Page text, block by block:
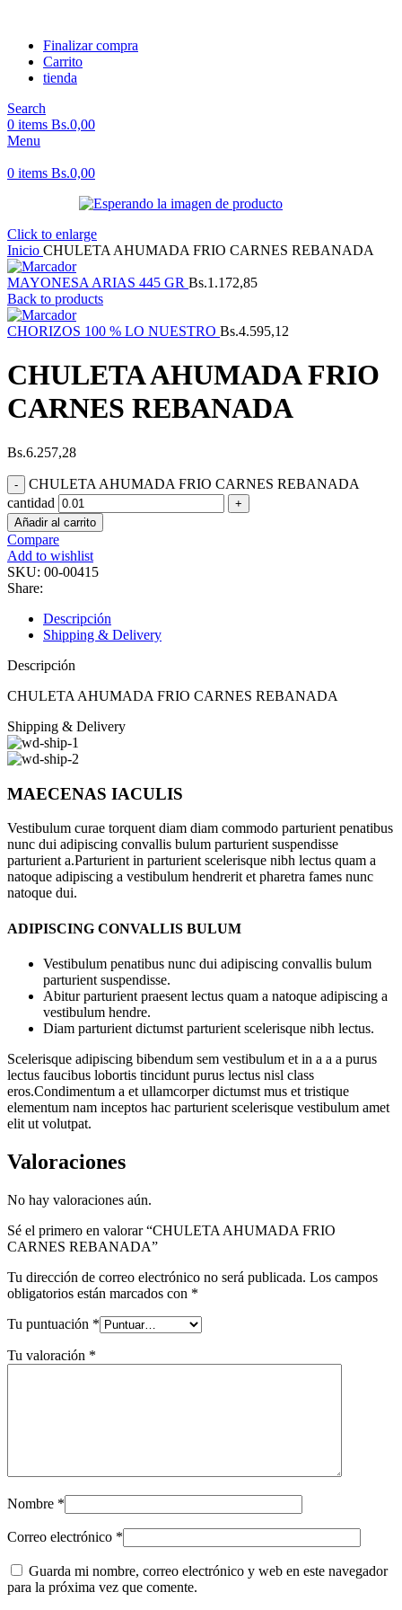
Finalizar compra
Carrito
tienda
Search
0 items Bs.0,00
Menu
0 items Bs.0,00
Click to enlarge
Inicio CHULETA AHUMADA FRIO CARNES REBANADA
MAYONESA ARIAS 445 GR Bs.1.172,85
Back to products
CHORIZOS 100 % LO NUESTRO Bs.4.595,12
CHULETA AHUMADA FRIO
CARNES REBANADA
Bs.6.257,28
CHULETA AHUMADA FRIO CARNES REBANADA
cantidad
Añadir al carrito
Compare
Add to wishlist
SKU: 00-00415
Share:
Descripción
Shipping & Delivery
Descripción
CHULETA AHUMADA FRIO CARNES REBANADA
Shipping & Delivery
MAECENAS IACULIS
Vestibulum curae torquent diam diam commodo parturient penatibus
nunc dui adipiscing convallis bulum parturient suspendisse
parturient a.Parturient in parturient scelerisque nibh lectus quam a
natoque adipiscing a vestibulum hendrerit et pharetra fames nunc
natoque dui.
ADIPISCING CONVALLIS BULUM
Vestibulum penatibus nunc dui adipiscing convallis bulum
parturient suspendisse.
Abitur parturient praesent lectus quam a natoque adipiscing a
vestibulum hendre.
Diam parturient dictumst parturient scelerisque nibh lectus.
Scelerisque adipiscing bibendum sem vestibulum et in a a a purus
lectus faucibus lobortis tincidunt purus lectus nisl class
eros.Condimentum a et ullamcorper dictumst mus et tristique
elementum nam inceptos hac parturient scelerisque vestibulum amet
elit ut volutpat.
Valoraciones
No hay valoraciones aún.
Sé el primero en valorar “CHULETA AHUMADA FRIO
CARNES REBANADA”
Tu dirección de correo electrónico no será publicada. Los campos
obligatorios están marcados con *
Tu puntuación *
Tu valoración *
Nombre *
Correo electrónico *
Guarda mi nombre, correo electrónico y web en este navegador
para la próxima vez que comente.